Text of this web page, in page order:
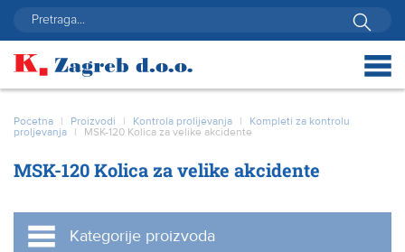
Početna | Proizvodi | Kontrola prolijevanja |
Kompleti za kontrolu
proljevanja | MSK-120 Kolica za velike akcidente
MSK-120 Kolica za velike akcidente